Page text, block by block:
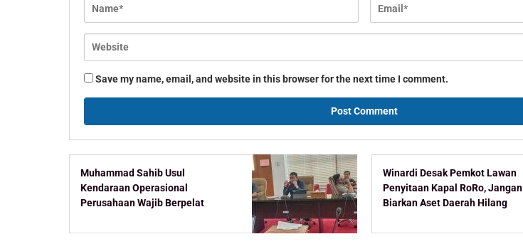
Save my name, email, and website in this browser for the next time I comment.
Muhammad Sahib Usul
Kendaraan Operasional
Perusahaan Wajib Berpelat
Winardi Desak Pemkot Lawan
Penyitaan Kapal RoRo, Jangan
Biarkan Aset Daerah Hilang